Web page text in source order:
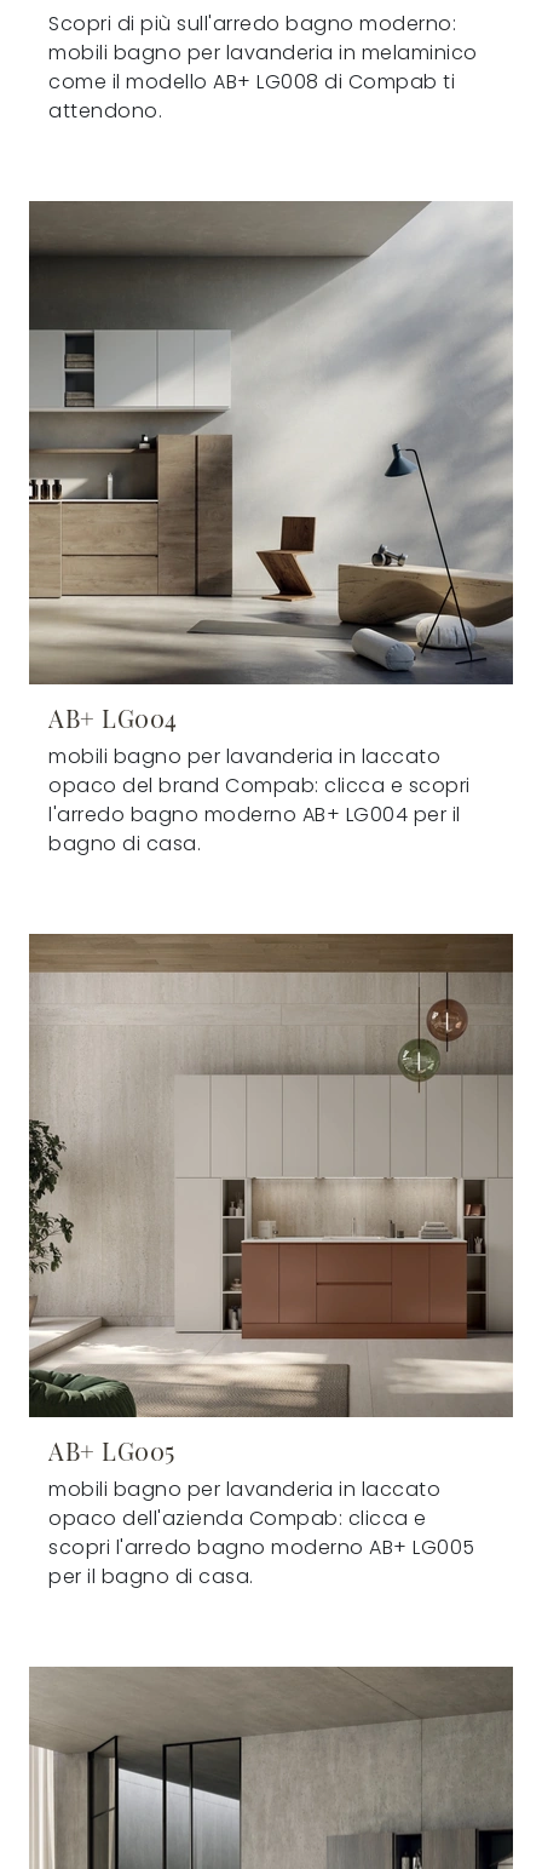
Scopri di più sull'arredo bagno moderno:
mobili bagno per lavanderia in melaminico
come il modello AB+ LG008 di Compab ti
attendono.
AB+ LG004
mobili bagno per lavanderia in laccato
opaco del brand Compab: clicca e scopri
l'arredo bagno moderno AB+ LG004 per il
bagno di casa.
AB+ LG005
mobili bagno per lavanderia in laccato
opaco dell'azienda Compab: clicca e
scopri l'arredo bagno moderno AB+ LG005
per il bagno di casa.